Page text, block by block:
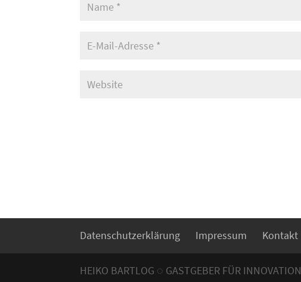
Datenschutzerklärung Impressum Kontakt
HEIKO BARTLOG ◌ GASTGEBER FÜR INNOVATION